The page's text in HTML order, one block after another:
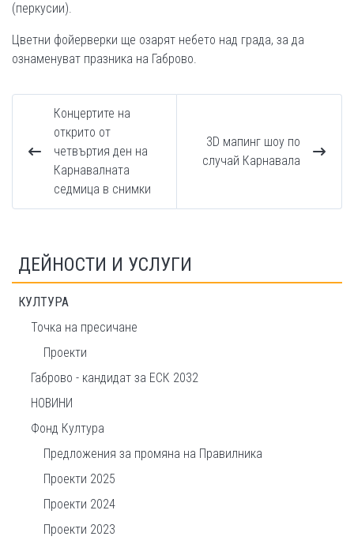
(перкусии).
Цветни фойерверки ще озарят небето над града, за да
ознаменуват празника на Габрово.
Концертите на
открито от
четвъртия ден на
Карнавалната
седмица в снимки
3D мапинг шоу по
случай Карнавала
ДЕЙНОСТИ И УСЛУГИ
КУЛТУРА
Точка на пресичане
Проекти
Габрово - кандидат за ЕСК 2032
НОВИНИ
Фонд Култура
Предложения за промяна на Правилника
Проекти 2025
Проекти 2024
Проекти 2023